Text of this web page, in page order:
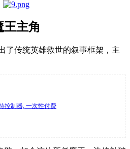
王主角
了传统英雄救世的叙事框架，主
控制器, 一次性付费